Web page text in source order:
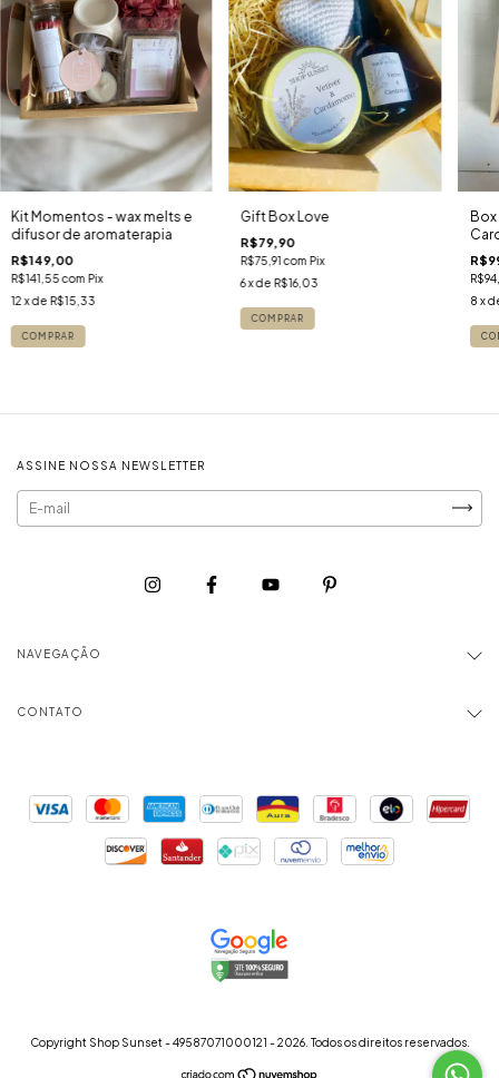
Kit Momentos - wax melts e
difusor de aromaterapia
R$149,00
R$141,55com Pix
12 x de R$15,33
Gift Box Love
R$79,90
R$75,91com Pix
6x de R$16,03
8 x
ASSINE NOSSA NEWSLETTER
NAVEGAÇÃO
CONTATO
Copyright Shop Sunset - 49587071000121 - 2026. Todos os direitos reservados.